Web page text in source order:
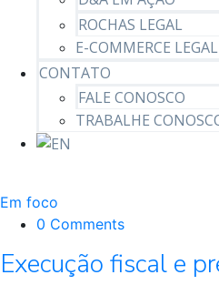
ROCHAS LEGAL
E-COMMERCE LEGAL
CONTATO
FALE CONOSCO
TRABALHE
Em foco
0 Comments
Execução fiscal e